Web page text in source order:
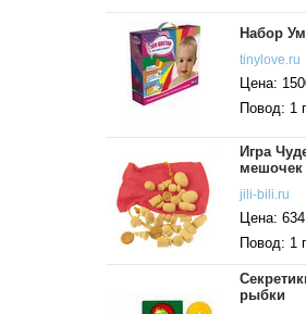
Набор
tinylove.ru
Цена:
Повод: 1
Игра
мешочек
jili-bili.ru
Цена: 634
Повод: 1
рыбки